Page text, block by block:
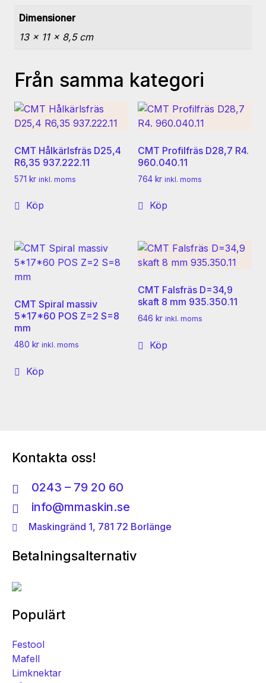
Dimensioner
13 × 11 × 8,5 cm
Från samma kategori
CMT Hålkärlsfräs D25,4
R6,35 937.222.11
571 kr inkl. moms
Köp
CMT Profilfräs D28,7 R4.
960.040.11
764 kr inkl. moms
Köp
CMT Spiral massiv
5*17*60 POS Z=2 S=8
mm
480 kr inkl. moms
Köp
CMT Falsfräs D=34,9
skaft 8 mm 935.350.11
646 kr inkl. moms
Köp
Kontakta oss!
0243 – 79 20 60
info@mmaskin.se
Maskingränd 1, 781 72 Borlänge
Betalningsalternativ
Populärt
Festool
Mafell
Limknektar